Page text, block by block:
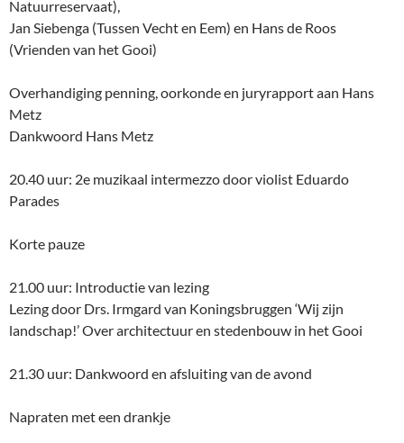
Natuurreservaat),
Jan Siebenga (Tussen Vecht en Eem) en Hans de Roos
(Vrienden van het Gooi)
Overhandiging penning, oorkonde en juryrapport aan Hans
Metz
Dankwoord Hans Metz
20.40 uur: 2e muzikaal intermezzo door violist Eduardo
Parades
Korte pauze
21.00 uur: Introductie van lezing
Lezing door Drs. Irmgard van Koningsbruggen ‘Wij zijn
landschap!’ Over architectuur en stedenbouw in het Gooi
21.30 uur: Dankwoord en afsluiting van de avond
Napraten met een drankje